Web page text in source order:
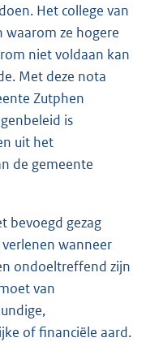
Het college van
ze hogere
niet voldaan kan
Met deze nota
Zutphen
is
uit het
de gemeente
bevoegd gezag
wanneer
ondoeltreffend zijn
van
of financiële aard.